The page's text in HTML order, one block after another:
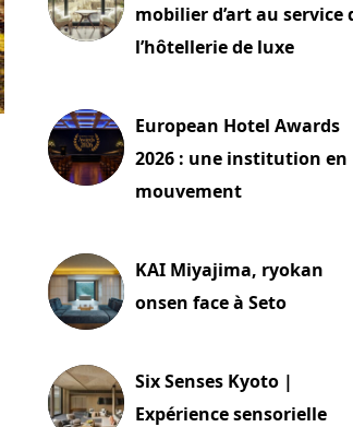
mobilier d’art au service
l’hôtellerie de luxe
European Hotel Awards
2026 : une institution en
mouvement
KAI Miyajima, ryokan
onsen face à Seto
Six Senses Kyoto |
Expérience sensorielle